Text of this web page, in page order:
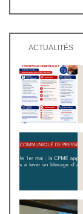
ACTUALITÉS